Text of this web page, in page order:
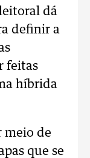
dá
definir a
feitas
híbrida
meio de
que se